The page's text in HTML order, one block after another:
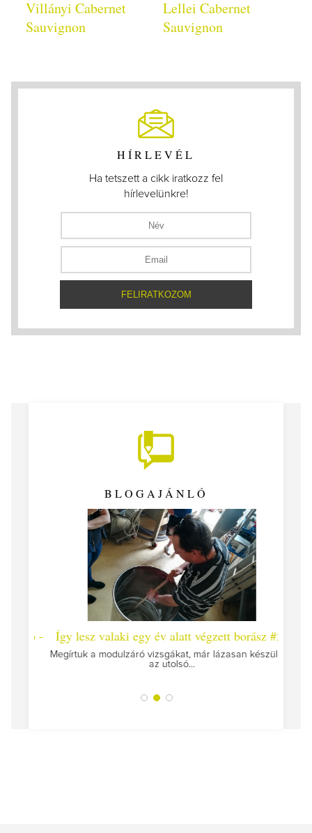
Villányi Cabernet
Sauvignon
Lellei Cabernet
Sauvignon
HÍRLEVÉL
Ha tetszett a cikk iratkozz fel
hírlevelünkre!
BLOGAJÁNLÓ
Így lesz valaki egy év alatt végzett borász #25
Megírtuk a modulzáró vizsgákat, már lázasan készülünk
az utolsó...